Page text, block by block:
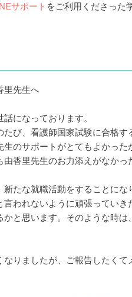
サポート をご利用くださった
里先生へ
になっております。
び、看護師国家試験に合格す
生のサポートがとてもよかっ
由香里先生のお力添えがなかっ
たな就職活動をすることにな
言われないように頑張ってい
かと思います。そのような時
りましたが、ご報告したくて